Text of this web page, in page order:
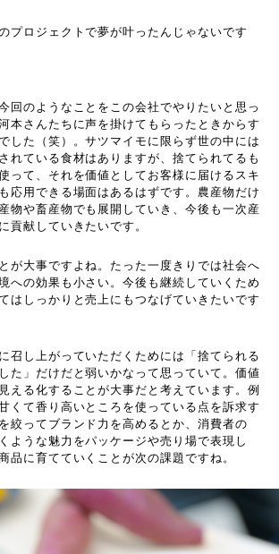
プロジェクトで夢が叶ったんじゃないです
回のようなことをこの会社でやりたいと思っ
本さんたちに声を掛けてもらったときからす
した（笑）。サツマイモに限らず世の中には
れている食材はありますが、捨てられてるも
って、それを価値としてお客様に届けるスキ
応用できる場面はあるはずです。農産物だけ
物や畜産物でも展開していき、今後も一次産
貢献していきたいです。
が大事ですよね。たった一度きりでは社会へ
への効果も小さい。今後も継続していくため
はしっかりと売上にもつなげていきたいです
召し上がっていただくためには「捨てられる
た」だけだと弱いかなって思っていて。価値
える化することが大事だと考えています。例
くて香り高いところを使っている点を訴求す
絞ってブランド力を高めるとか、消費者の
ような魅力をパッケージや売り場で表現し
品に育てていくことが次の課題ですね。